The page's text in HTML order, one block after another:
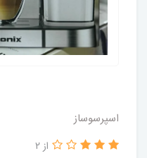
اسپرسوساز
از 2